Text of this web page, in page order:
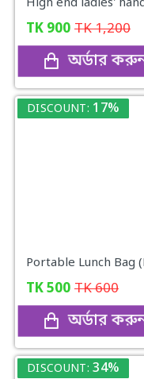
TK 900 TK1,200
অর্ডার করুন
DISCOUNT: 17%
TK500 TK600
অর্ডার করুন
DISCOUNT: 34%